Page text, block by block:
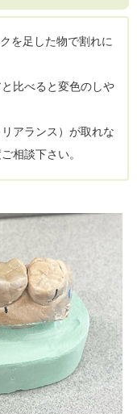
を足した物で割れに
比べると変色のしや
アランス）が取れな
相談下さい。